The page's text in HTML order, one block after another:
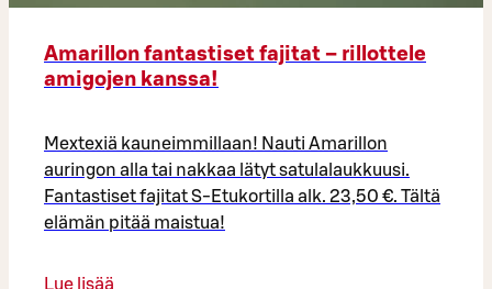
Amarillon fantastiset fajitat – rillottele
amigojen kanssa!
Mextexiä kauneimmillaan! Nauti Amarillon
auringon alla tai nakkaa lätyt satulalaukkuusi.
Fantastiset fajitat S-Etukortilla alk. 23,50 €. Tältä
elämän pitää maistua!
Lue lisää